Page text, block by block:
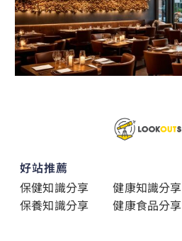
好站推薦
保健知識分享
健康知識分享
保養知識分享
健康食品分享